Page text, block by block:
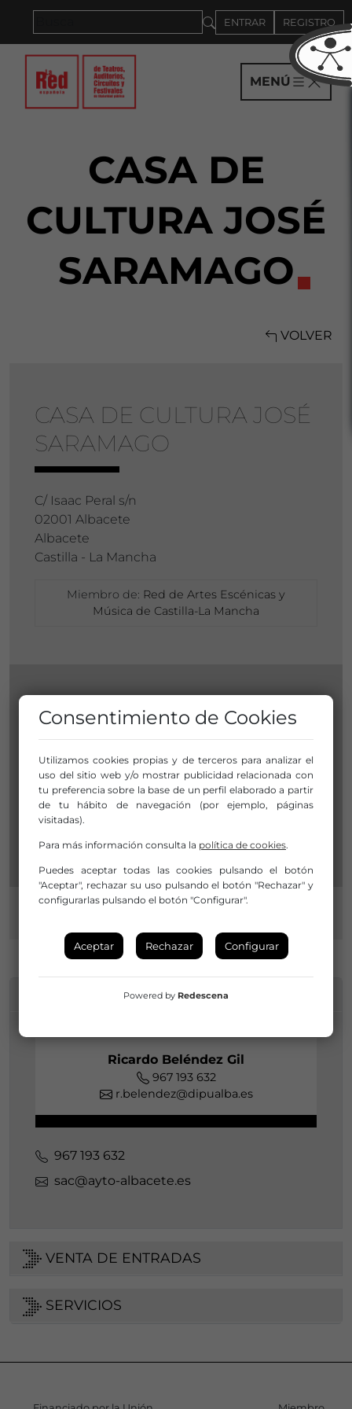
ENTRAR REGISTRO
MENÚ
CASA DE
CULTURA JOSÉ
SARAMAGO
VOLVER
CASA DE CULTURA JOSÉ
SARAMAGO
C/ Isaac Peral s/n
02001 Albacete
Albacete
Castilla - La Mancha
Miembro de: Red de Artes Escénicas y
Música de Castilla-La Mancha
INFORMACIÓN DE CONTACTO
Ricardo Beléndez Gil
967 193 632
r.belendez@dipualba.es
967 193 632
sac@ayto-albacete.es
VENTA DE ENTRADAS
SERVICIOS
Consentimiento de Cookies
Utilizamos cookies propias y de terceros para analizar el
uso del sitio web y/o mostrar publicidad relacionada con
tu preferencia sobre la base de un perfil elaborado a partir
de tu hábito de navegación (por ejemplo, páginas
visitadas).
Para más información consulta la política de cookies.
Puedes aceptar todas las cookies pulsando el botón
"Aceptar", rechazar su uso pulsando el botón "Rechazar" y
configurarlas pulsando el botón "Configurar".
Aceptar Rechazar Configurar
Powered by Redescena